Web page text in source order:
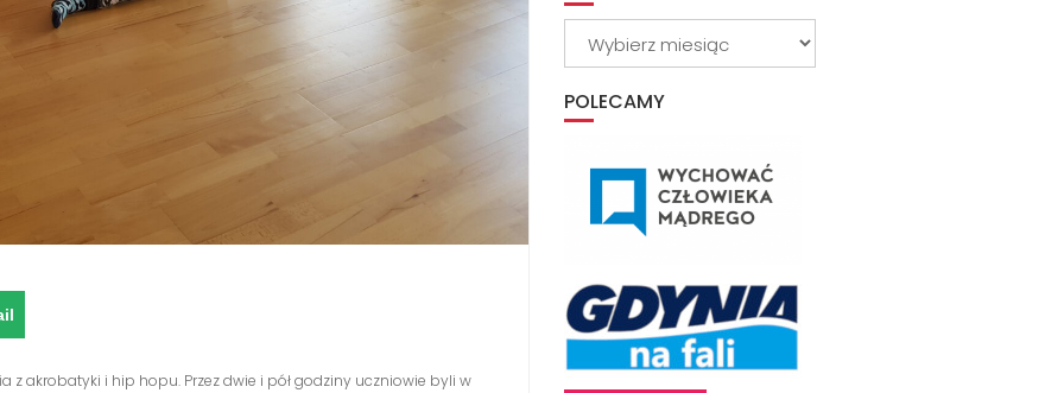
z akrobatyki i hip hopu. Przez dwie i pół godziny uczniowie byli w
POLECAMY